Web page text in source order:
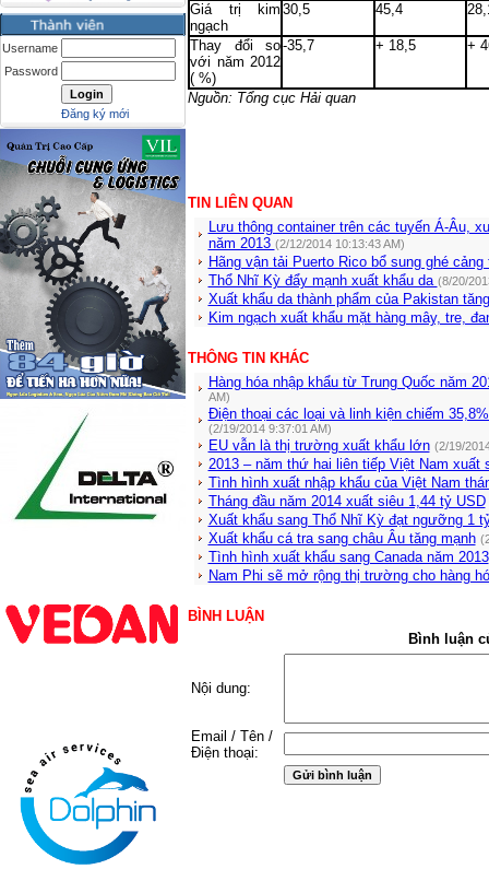
Username
Password
Đăng ký mới
Giá trị kim
ngạch
30,5 45,4
Thay đổi so
với năm 2012
( %)
-35,7 + 18,5 +
Nguồn: Tổng cục Hải quan
TIN LIÊN QUAN
Lưu thông container trên các tuyến Á-Âu,
năm 2013 (2/12/2014 10:13:43 AM)
Hãng vận tải Puerto Rico bổ sung ghé
Thổ Nhĩ Kỳ đẩy mạnh xuất khẩu da (8/20/
Xuất khẩu da thành phẩm của Pakistan
Kim ngạch xuất khẩu mặt hàng mây, tre,
THÔNG TIN KHÁC
Hàng hóa nhập khẩu từ Trung Quốc năm
AM)
Điện thoại các loại và linh kiện chiếm
(2/19/2014 9:37:01 AM)
EU vẫn là thị trường xuất khẩu lớn (2/19/
2013 – năm thứ hai liên tiếp Việt Nam xuất
Tình hình xuất nhập khẩu của Việt Nam
Tháng đầu năm 2014 xuất siêu 1,44 tỷ USD
Xuất khẩu sang Thổ Nhĩ Kỳ đạt ngưỡng 1
Xuất khẩu cá tra sang châu Âu tăng mạnh
Tình hình xuất khẩu sang Canada năm 2013
Nam Phi sẽ mở rộng thị trường cho hàng
BÌNH LUẬN
Bình luận
Nội dung:
Email / Tên /
Điện thoại: